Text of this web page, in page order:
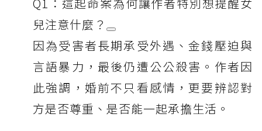
兒注意什麼？
因為受害者長期承受外遇、金錢壓迫與
言語暴力，最後仍遭公公殺害。作者因
此強調，婚前不只看感情，更要辨認對
方是否尊重、是否能一起承擔生活。